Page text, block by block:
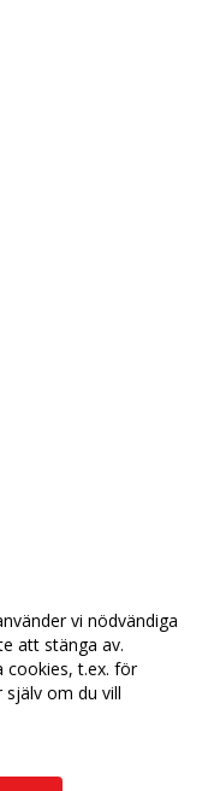
vi nödvändiga
att stänga av.
cookies, t.ex. för
om du vill